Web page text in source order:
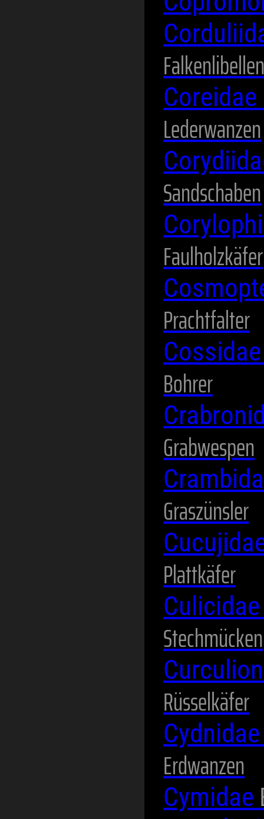
Falkenlibellen
Coreidae
Lederwanzen
Sandschaben
Faulholzkäfer
Prachtfalter
Bohrer
Grabwespen
Graszünsler
Plattkäfer
Stechmücken
Rüsselkäfer
Erdwanzen
Cymidae